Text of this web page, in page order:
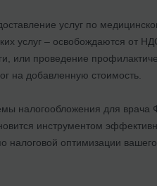
услуг по
услуг – освобождаются от
или проведение
на добавленную стоимость.
налогообложения для врача
инструментом
налоговой оптимизации